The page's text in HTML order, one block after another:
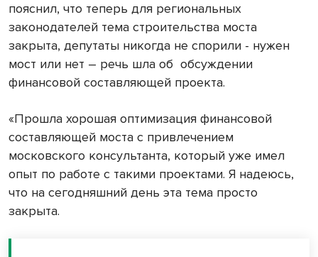
пояснил, что теперь для региональных
законодателей тема строительства моста
закрыта, депутаты никогда не спорили - нужен
мост или нет – речь шла об обсуждении
финансовой составляющей проекта.
«Прошла хорошая оптимизация финансовой
составляющей моста с привлечением
московского консультанта, который уже имел
опыт по работе с такими проектами. Я надеюсь,
что на сегодняшний день эта тема просто
закрыта.